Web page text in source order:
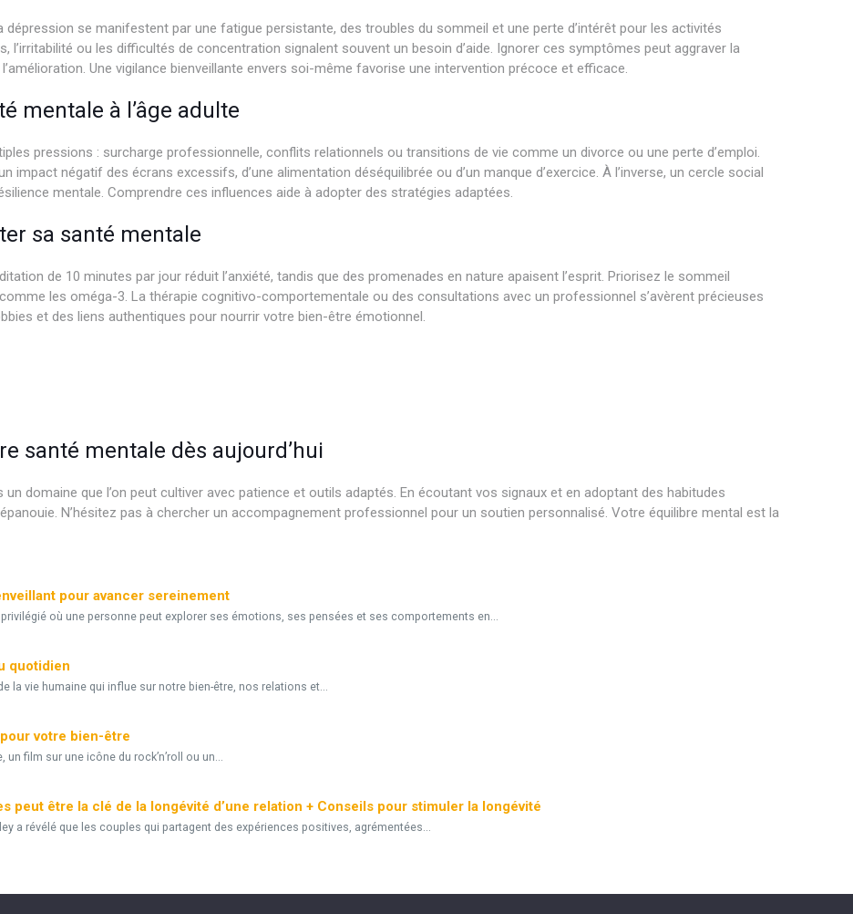
dépression se manifestent par une fatigue persistante, des troubles du sommeil et une perte d’intérêt pour les activités
l’irritabilité ou les difficultés de concentration signalent souvent un besoin d’aide. Ignorer ces symptômes peut aggraver la
Une vigilance bienveillante envers soi-même favorise une intervention précoce et efficace.
mentale à l’âge adulte
pressions : surcharge professionnelle, conflits relationnels ou transitions de vie comme un divorce ou une perte d’emploi.
impact négatif des écrans excessifs, d’une alimentation déséquilibrée ou d’un manque d’exercice. À l’inverse, un cercle social
mentale. Comprendre ces influences aide à adopter des stratégies adaptées.
sa santé mentale
de 10 minutes par jour réduit l’anxiété, tandis que des promenades en nature apaisent l’esprit. Priorisez le sommeil
les oméga-3. La thérapie cognitivo-comportementale ou des consultations avec un professionnel s’avèrent précieuses
et des liens authentiques pour nourrir votre bien-être émotionnel.
santé mentale dès aujourd’hui
domaine que l’on peut cultiver avec patience et outils adaptés. En écoutant vos signaux et en adoptant des habitudes
N’hésitez pas à chercher un accompagnement professionnel pour un soutien personnalisé. Votre équilibre mental est la
pour avancer sereinement
où une personne peut explorer ses émotions, ses pensées et ses comportements en...
quotidien
la vie humaine qui influe sur notre bien-être, nos relations et...
votre bien-être
film sur une icône du rock’n’roll ou un...
peut être la clé de la longévité d’une relation + Conseils pour stimuler la longévité
a révélé que les couples qui partagent des expériences positives, agrémentées...